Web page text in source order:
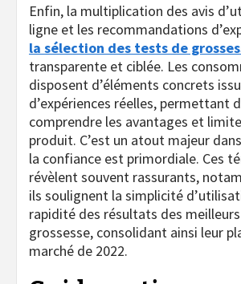
Enfin, la multiplication des avis
ligne et les recommandations
la sélection des tests de
transparente et ciblée. Les
disposent d’éléments concrets
d’expériences réelles, permettant
comprendre les avantages et
produit. C’est un atout majeur
la confiance est primordiale. Ces
révèlent souvent rassurants,
ils soulignent la simplicité
rapidité des résultats des
grossesse, consolidant ainsi leur
marché de 2022.